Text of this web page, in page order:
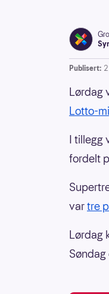
Gro
Publisert:
Lørdag
Lotto-
I tillegg
fordelt
vartre
Lørdag